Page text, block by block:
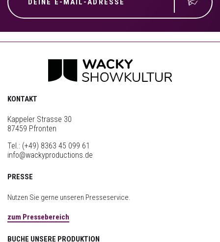
KONTAKT
Kappeler Strasse 30
87459 Pfronten
Tel.: (+49) 8363 45 099 61
info@wackyproductions.de
PRESSE
Nutzen Sie gerne unseren Presseservice.
zum Pressebereich
BUCHE UNSERE PRODUKTION